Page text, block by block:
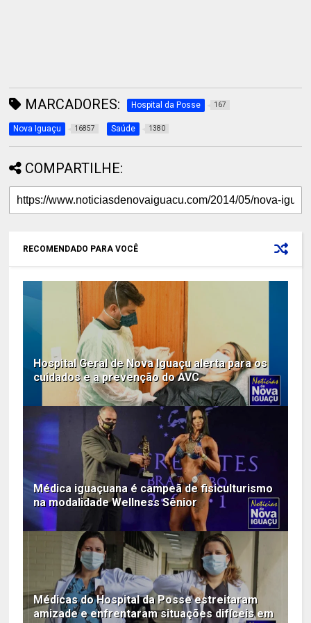
MARCADORES: Hospital da Posse 167
Nova Iguaçu 16857 Saúde 1380
COMPARTILHE:
RECOMENDADO PARA VOCÊ
Hospital Geral de Nova Iguaçu alerta para os
cuidados e a prevenção do AVC
Médica iguaçuana é campeã de fisiculturismo
na modalidade Wellness Sênior
Médicas do Hospital da Posse estreitaram
amizade e enfrentaram situações difíceis em